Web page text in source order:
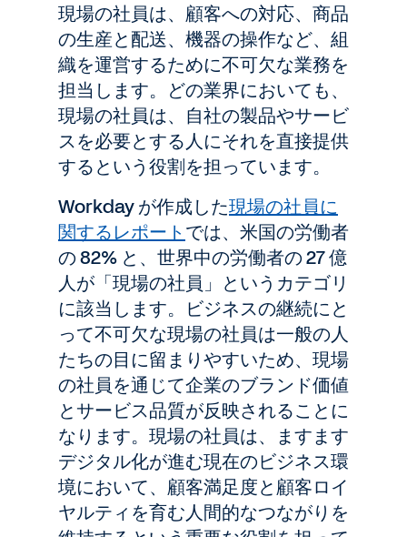
現場の社員は、顧客への対応、商品
の生産と配送、機器の操作など、組
織を運営するために不可欠な業務を
担当します。どの業界においても、
現場の社員は、自社の製品やサービ
スを必要とする人にそれを直接提供
するという役割を担っています。
Workday が作成した現場の社員に
関するレポート では、米国の労働者
の 82% と、世界中の労働者の 27 億
人が「現場の社員」というカテゴリ
に該当します。ビジネスの継続にと
って不可欠な現場の社員は一般の人
たちの目に留まりやすいため、現場
の社員を通じて企業のブランド価値
とサービス品質が反映されることに
なります。現場の社員は、ますます
デジタル化が進む現在のビジネス環
境において、顧客満足度と顧客ロイ
ヤルティを育む人間的なつながりを